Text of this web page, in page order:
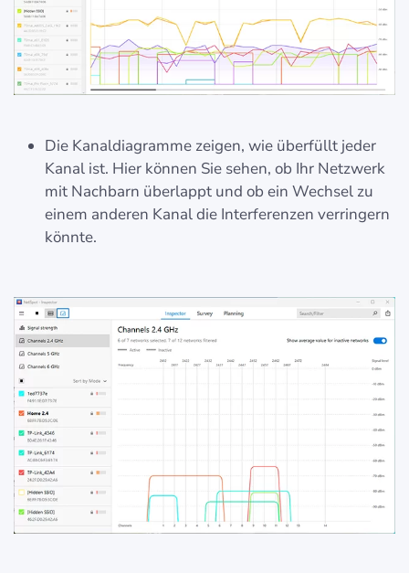
Die Kanaldiagramme zeigen, wie überfüllt jeder
Kanal ist. Hier können Sie sehen, ob Ihr Netzwerk
mit Nachbarn überlappt und ob ein Wechsel zu
einem anderen Kanal die Interferenzen verringern
könnte.